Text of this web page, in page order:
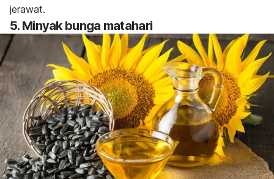
jerawat.
5. Minyak bunga matahari